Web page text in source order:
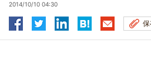
2014/10/10 04:30